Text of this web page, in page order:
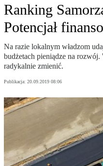
Ranking
Potencjał
Na razie lokalnym władzom
budżetach pieniądze na
radykalnie zmienić.
Publikacja: 20.09.2019 08:06